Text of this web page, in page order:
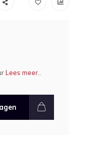
Lees meer..